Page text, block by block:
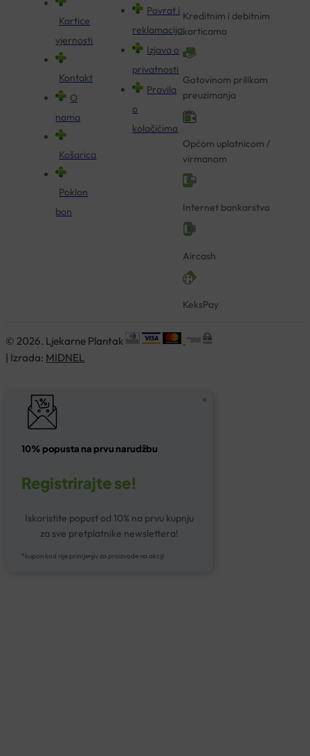
Kartice
vjernosti
Kontakt
O
nama
Košarica
Poklon
bon
Povrat i
reklamacija
Izjava o
privatnosti
Pravila
o
kolačićima
Kreditnim i debitnim
karticama
Gotovinom prilikom
preuzimanja
Općom uplatnicom /
virmanom
Internet bankarstvo
Aircash
KeksPay
© 2026. Ljekarne Plantak
| Izrada: MIDNEL
10% popusta na prvu narudžbu
Registrirajte se!
Iskoristite popust od 10% na prvu kupnju
za sve pretplatnike newslettera!
*kupon kod nije primjenjiv za proizvode na akciji